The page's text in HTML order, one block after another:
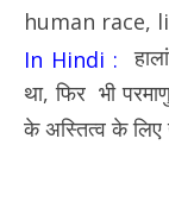
human race,
In Hindi :
था, फिर भी
के अस्तित्व के लिए